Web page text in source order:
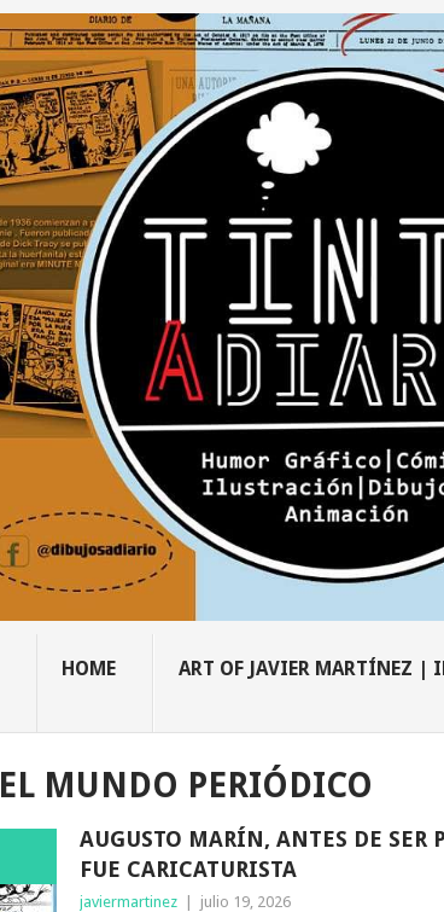
HOME ART OF JAVIER MARTÍNEZ |
EL MUNDO PERIÓDICO
AUGUSTO MARÍN, ANTES DE SER
FUE CARICATURISTA
javiermartinez | julio 19, 2026